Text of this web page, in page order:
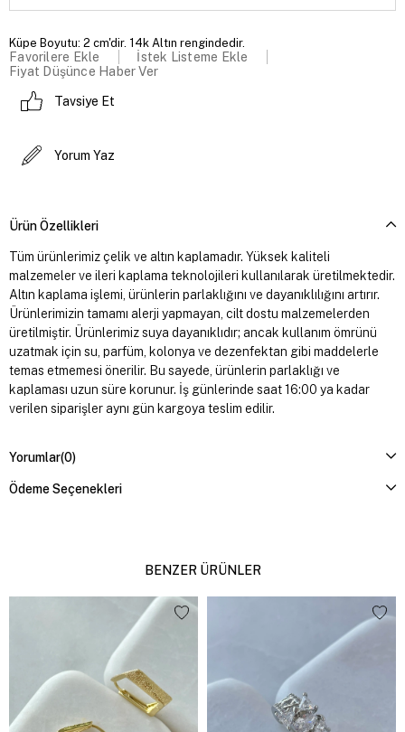
Küpe Boyutu: 2 cm'dir. 14k Altın rengindedir.
Favorilere Ekle
İstek Listeme Ekle
Fiyat Düşünce Haber Ver
Tavsiye Et
Yorum Yaz
Ürün Özellikleri
Tüm ürünlerimiz çelik ve altın kaplamadır. Yüksek kaliteli
malzemeler ve ileri kaplama teknolojileri kullanılarak üretilmektedir.
Altın kaplama işlemi, ürünlerin parlaklığını ve dayanıklılığını artırır.
Ürünlerimizin tamamı alerji yapmayan, cilt dostu malzemelerden
üretilmiştir. Ürünlerimiz suya dayanıklıdır; ancak kullanım ömrünü
uzatmak için su, parfüm, kolonya ve dezenfektan gibi maddelerle
temas etmemesi önerilir. Bu sayede, ürünlerin parlaklığı ve
kaplaması uzun süre korunur. İş günlerinde saat 16:00 ya kadar
verilen siparişler aynı gün kargoya teslim edilir.
Yorumlar(0)
Ödeme Seçenekleri
BENZER ÜRÜNLER